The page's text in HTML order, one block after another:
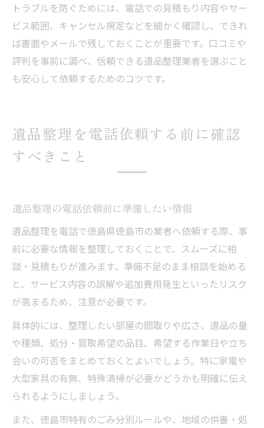
トラブルを防ぐためには、電話での見積もり内容やサー
ビス範囲、キャンセル規定などを細かく確認し、できれ
ば書面やメールで残しておくことが重要です。口コミや
評判を事前に調べ、信頼できる遺品整理業者を選ぶこと
も安心して依頼するためのコツです。
遺品整理を電話依頼する前に確認
すべきこと
遺品整理の電話依頼前に準備したい情報
遺品整理を電話で徳島県徳島市の業者へ依頼する際、事
前に必要な情報を整理しておくことで、スムーズに相
談・見積もりが進みます。準備不足のまま相談を始める
と、サービス内容の誤解や追加費用発生といったリスク
が高まるため、注意が必要です。
具体的には、整理したい部屋の間取りや広さ、遺品の量
や種類、処分・買取希望の品目、希望する作業日や立ち
会いの可否をまとめておくとよいでしょう。特に家電や
大型家具の有無、特殊清掃が必要かどうかも明確に伝え
られるようにしましょう。
また、徳島市特有のごみ分別ルールや、地域の供養・処